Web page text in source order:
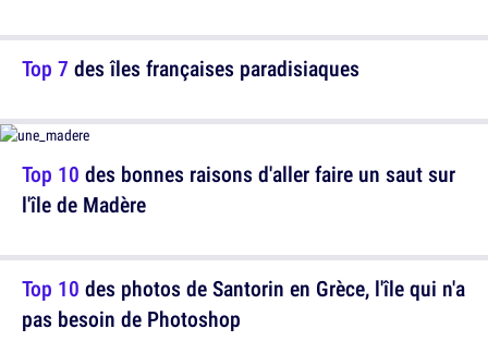
Top 7 des îles françaises paradisiaques
Top 10 des photos de Santorin en Grèce, l'île qui n'a
pas besoin de Photoshop
Top 10 des bonnes raisons d'aller faire un saut sur
l'île de Madère